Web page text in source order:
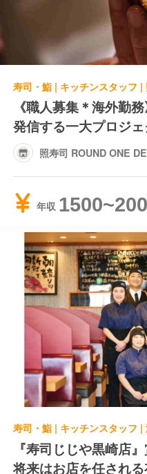
《職人募集＊海外勤
発信する一大プロジ
照寿司 ROUND ONE
年収
『寿司じじや黒崎店
将来はお店を任される